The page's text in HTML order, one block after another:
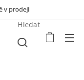
v prodeji💎
Hledat